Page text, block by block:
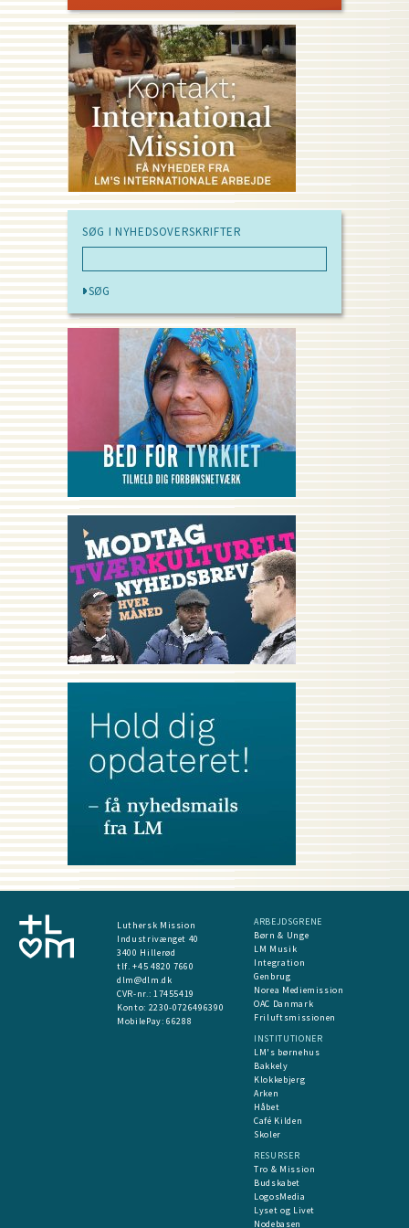
SØG I NYHEDSOVERSKRIFTER
Luthersk Mission
Industrivænget 40
3400 Hillerød
tlf. +45 4820 7660
dlm@dlm.dk
CVR-nr.: 17455419
​Konto: 2230-0726496390
MobilePay:66288
ARBEJDSGRENE
Børn & Unge
LM Musik
Integration
Genbrug
Norea Mediemission
OAC Danmark
Friluftsmissionen
INSTITUTIONER
LM's børnehus
Bakkely
Klokkebjerg
Arken
Håbet
Café Kilden
Skoler
RESURSER
Tro & Mission
Budskabet
LogosMedia
Lyset og Livet
Nodebasen